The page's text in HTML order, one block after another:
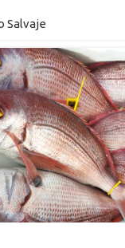
Salvaje